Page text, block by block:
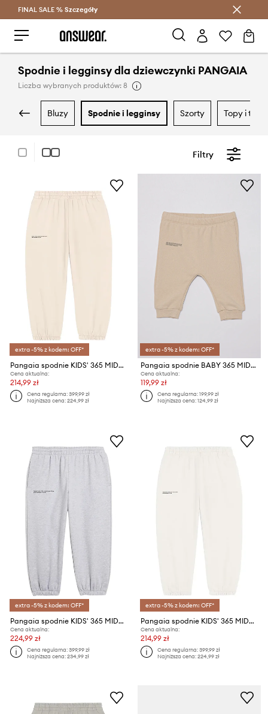
Oszczędzaj z Answear Club >
FINAL SALE % Szczegóły
Spodnie i legginsy dla dziewczynki PANGAIA
Liczba wybranych produktów: 8
bluzy spodnie i legginsy szorty topy i t-
Filtry
extra -5% z kodem: OFF*
Pangaia spodnie KIDS' 365 MIDWEIGHT TRACK PANTS
Cena aktualna:
214,99 zł
Cena regularna:399,99 zł
Najniższa cena:224,99 zł
extra -5% z kodem: OFF*
Pangaia spodnie BABY 365 MIDWEIGHT TRACK PANTS
Cena aktualna:
119,99 zł
Cena regularna:199,99 zł
Najniższa cena:124,99 zł
extra -5% z kodem: OFF*
Pangaia spodnie KIDS' 365 MIDWEIGHT TRACK PANTS
Cena aktualna:
224,99 zł
Cena regularna:399,99 zł
Najniższa cena:234,99 zł
extra -5% z kodem: OFF*
Pangaia spodnie KIDS' 365 MIDWEIGHT TRACK PANTS
Cena aktualna:
214,99 zł
Cena regularna:399,99 zł
Najniższa cena:224,99 zł